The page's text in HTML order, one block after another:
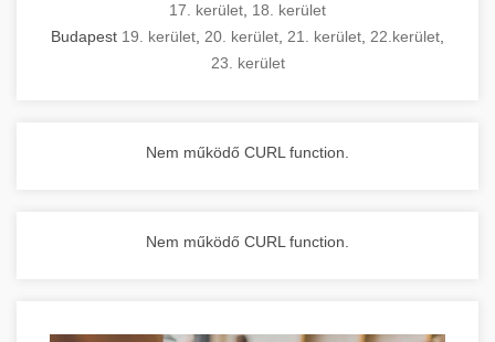
17. kerület 18. kerület
Budapest 19. kerület 20. kerület 21. kerület 22.kerület
23. kerület
Nem működő CURL function.
Nem működő CURL function.